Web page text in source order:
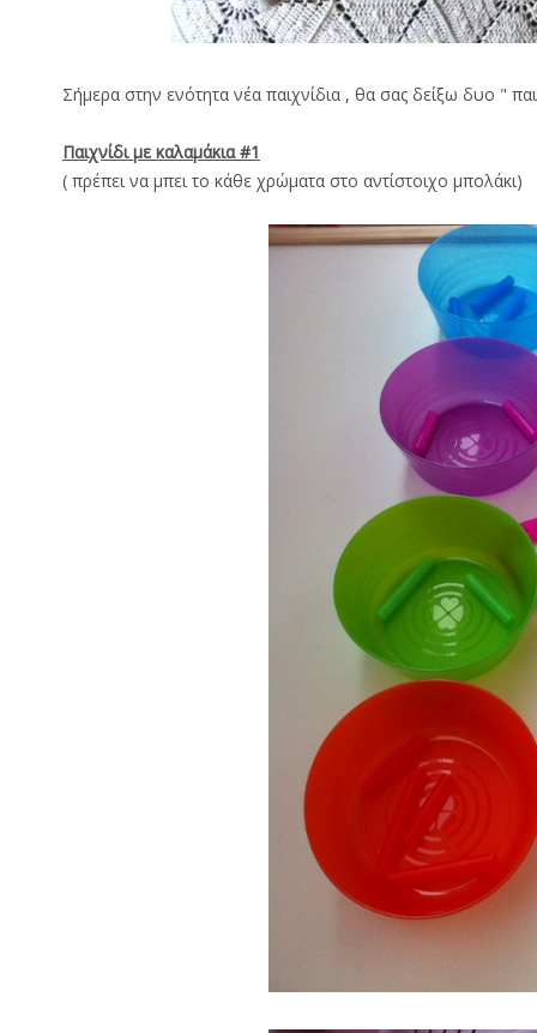
Σήμερα στην ενότητα νέα παιχνίδια , θα σας δείξω δυο "
Παιχνίδι με καλαμάκια #1
( πρέπει να μπει το κάθε χρώματα στο αντίστοιχο μπολάκι)